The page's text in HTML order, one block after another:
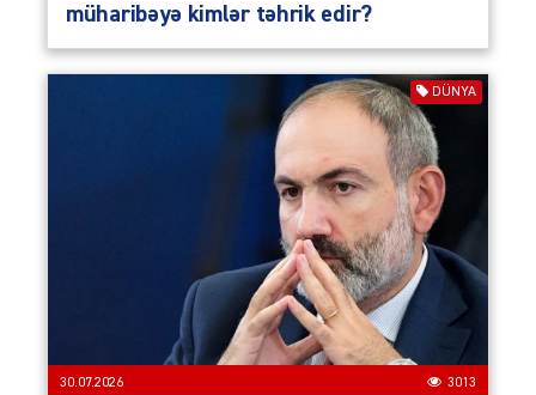
müharibəyə kimlər təhrik edir?
DÜNYA
30.07.2026 3013